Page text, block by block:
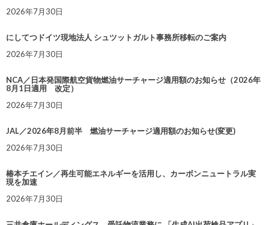
2026年7月30日
にしてつドイツ現地法人 シュツットガルト事務所移転のご案内
2026年7月30日
NCA／日本発国際航空貨物燃油サーチャージ適用額のお知らせ（2026年
8月1日適用 改定）
2026年7月30日
JAL／2026年8月前半 燃油サーチャージ適用額のお知らせ(変更)
2026年7月30日
椿本チエイン／再生可能エネルギーを活用し、カーボンニュートラル実
現を加速
2026年7月30日